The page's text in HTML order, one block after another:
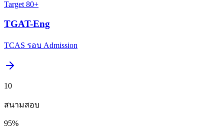
Target 80+
TGAT-Eng
TCAS รอบ Admission
10
สนามสอบ
95%